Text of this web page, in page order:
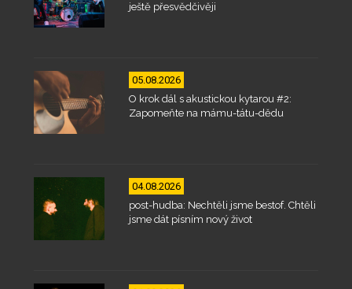
ještě přesvědčivěji
05.08.2026
O krok dál s akustickou kytarou #2:
Zapomeňte na mámu-tátu-dědu
04.08.2026
post-hudba: Nechtěli jsme bestof. Chtěli
jsme dát písním nový život